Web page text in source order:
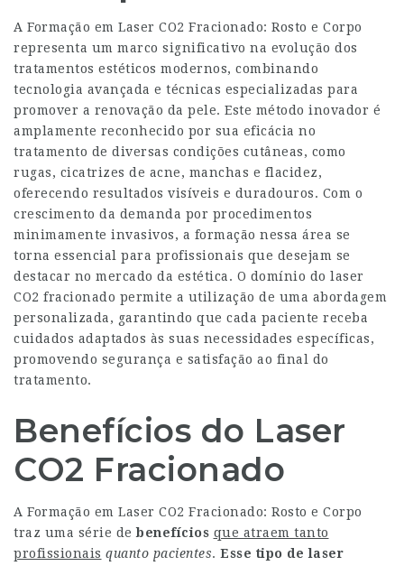
A Formação em Laser CO2 Fracionado: Rosto e Corpo
representa um marco significativo na evolução dos
tratamentos estéticos modernos, combinando
tecnologia avançada e técnicas especializadas para
promover a renovação da pele. Este método inovador é
amplamente reconhecido por sua eficácia no
tratamento de diversas condições cutâneas, como
rugas, cicatrizes de acne, manchas e flacidez,
oferecendo resultados visíveis e duradouros. Com o
crescimento da demanda por procedimentos
minimamente invasivos, a formação nessa área se
torna essencial para profissionais que desejam se
destacar no mercado da estética. O domínio do laser
CO2 fracionado permite a utilização de uma abordagem
personalizada, garantindo que cada paciente receba
cuidados adaptados às suas necessidades específicas,
promovendo segurança e satisfação ao final do
tratamento.
Benefícios do Laser
CO2 Fracionado
A Formação em Laser CO2 Fracionado: Rosto e Corpo
traz uma série debenefícios que atraem tanto
profissionais quanto pacientes. Esse tipo de laser